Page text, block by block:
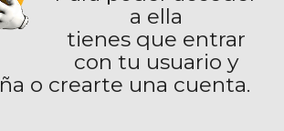
a ella
tienes que entrar
con tu usuario y
o crearte una cuenta.